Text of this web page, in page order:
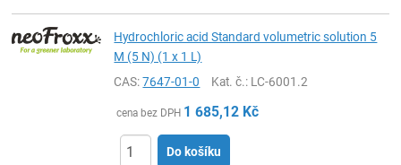
Hydrochloric acid Standard volumetric solution 5
M (5 N) (1 x 1 L)
CAS:7647-01-0 Kat. č.: LC-6001.2
cena bez DPH 1 685,12 Kč
Do košíku